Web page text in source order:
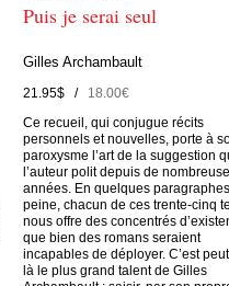
Puis je serai seul
Gilles Archambault
21.95$ /18.00€
Ce recueil, qui conjugue récits
personnels et nouvelles, porte à
paroxysme l’art de la suggestion
l’auteur polit depuis de
années. En quelques
peine, chacun de ces trente-cinq
nous offre des concentrés
que bien des romans seraient
incapables de déployer. C’est
là le plus grand talent de Gilles